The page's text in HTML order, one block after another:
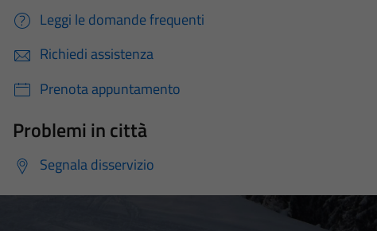
Leggi le domande frequenti
Richiedi assistenza
Prenota appuntamento
Problemi in città
Segnala disservizio